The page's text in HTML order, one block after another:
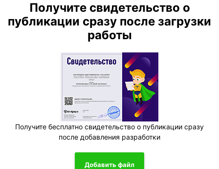
Получите свидетельство о
публикации сразу после загрузки
работы
Получите бесплатно свидетельство о публикации сразу
после добавления разработки
Добавить файл